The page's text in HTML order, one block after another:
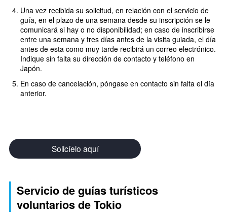
Una vez recibida su solicitud, en relación con el servicio de
guía, en el plazo de una semana desde su inscripción se le
comunicará si hay o no disponibilidad; en caso de inscribirse
entre una semana y tres días antes de la visita guiada, el día
antes de esta como muy tarde recibirá un correo electrónico.
Indique sin falta su dirección de contacto y teléfono en
Japón.
En caso de cancelación, póngase en contacto sin falta el día
anterior.
Solicíelo aquí
Servicio de guías turísticos
voluntarios de Tokio